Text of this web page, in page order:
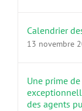
Calendrier
13 novembre
Une prime
des agents